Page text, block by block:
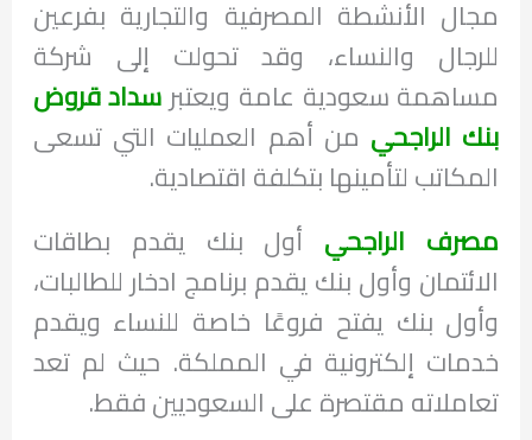
مجال الأنشطة المصرفية والتجارية بفرعين
للرجال والنساء، وقد تحولت إلى شركة
مساهمة سعودية عامة ويعتبرسداد قروض
بنك الراجحي من أهم العمليات التي تسعى
المكاتب لتأمينها بتكلفة اقتصادية.
مصرف الراجحي أول بنك يقدم بطاقات
الائتمان وأول بنك يقدم برنامج ادخار للطالبات،
وأول بنك يفتح فروعًا خاصة للنساء ويقدم
خدمات إلكترونية في المملكة. حيث لم تعد
تعاملاته مقتصرة على السعوديين فقط.